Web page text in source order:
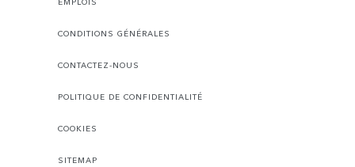
CONDITIONS GÉNÉRALES
CONTACTEZ-NOUS
POLITIQUE DE CONFIDENTIALITÉ
COOKIES
SITEMAP